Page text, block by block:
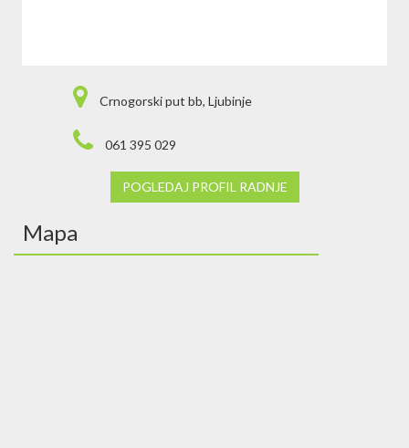
Crnogorski put bb, Ljubinje
061 395 029
POGLEDAJ PROFIL RADNJE
Mapa